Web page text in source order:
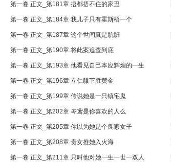
第一卷 正文_第181章 捂都捂不住的家丑
第一卷 正文_第184章 我儿子只有霍斯梧一个
第一卷 正文_第187章 这个世间真是肮脏
第一卷 正文_第190章 将此案追查到底
第一卷 正文_第193章 他看见自己本应辉煌的一生
第一卷 正文_第196章 立仁膝下胜黄金
第一卷 正文_第199章 传说她是一只镇宅鬼
第一卷 正文_第202章 岑鸢是你喜欢的人么
第一卷 正文_第205章 你以为她是个良家女子
第一卷 正文_第208章 贵女推她入火海
第一卷 正文_第211章 只叫他对她一生一世一双人